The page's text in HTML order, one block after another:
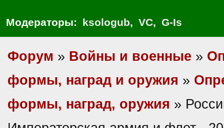
Модераторы: ksologub, VC, G-Is
Форум » Войны и военные »
формы, наград и оружия »
формы, наград, оружия »